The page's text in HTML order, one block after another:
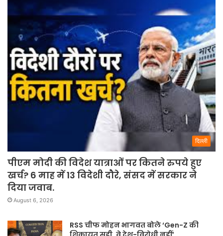
दिल्ली
पीएम मोदी की विदेश यात्राओं पर कितने रुपये हुए
खर्च? 6 माह में 13 विदेशी दौरे, संसद में सरकार ने
दिया जवाब.
August 6, 2026
RSS चीफ मोहन भागवत बोले ‘Gen-Z की